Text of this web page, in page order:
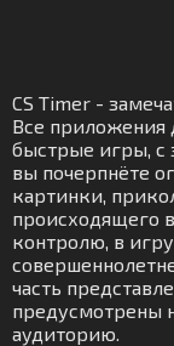
CS Timer -
Все приложения
быстрые игры, с
вы почерпнёте
картинки,
происходящего
контролю, в
часть
предусмотрены
аудиторию.